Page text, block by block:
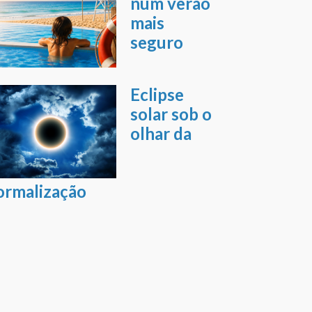
mais
seguro
Eclipse
solar sob o
olhar da